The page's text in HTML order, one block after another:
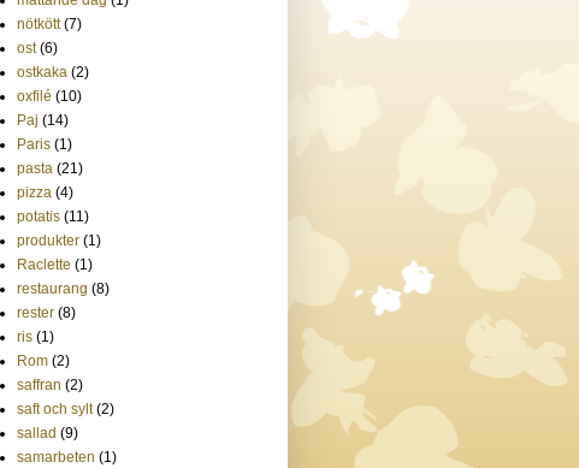
nötkött (7)
ost (6)
ostkaka (2)
oxfilé (10)
Paj (14)
Paris (1)
pasta (21)
pizza (4)
potatis (11)
produkter (1)
Raclette (1)
restaurang (8)
rester (8)
ris (1)
Rom (2)
saffran (2)
saft och sylt (2)
sallad (9)
samarbeten (1)